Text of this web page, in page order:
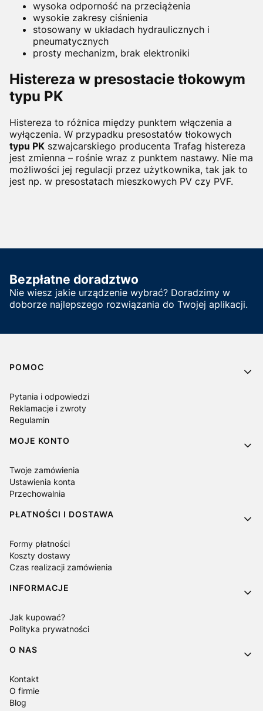
wysoka odporność na przeciążenia
wysokie zakresy ciśnienia
stosowany w układach hydraulicznych i
pneumatycznych
prosty mechanizm, brak elektroniki
Histereza w presostacie tłokowym
typu PK
Histereza to różnica między punktem włączenia a
wyłączenia. W przypadku presostatów tłokowych
typu PK szwajcarskiego producenta Trafag histereza
jest zmienna – rośnie wraz z punktem nastawy. Nie ma
możliwości jej regulacji przez użytkownika, tak jak to
jest np. w presostatach mieszkowych PV czy PVF.
Bezpłatne doradztwo
Nie wiesz jakie urządzenie wybrać? Doradzimy w
doborze najlepszego rozwiązania do Twojej aplikacji.
Linki w stopce
POMOC
Pytania i odpowiedzi
Reklamacje i zwroty
Regulamin
MOJE KONTO
Twoje zamówienia
Ustawienia konta
Przechowalnia
PŁATNOŚCI I DOSTAWA
Formy płatności
Koszty dostawy
Czas realizacji zamówienia
INFORMACJE
Jak kupować?
Polityka prywatności
O NAS
Kontakt
O firmie
Blog